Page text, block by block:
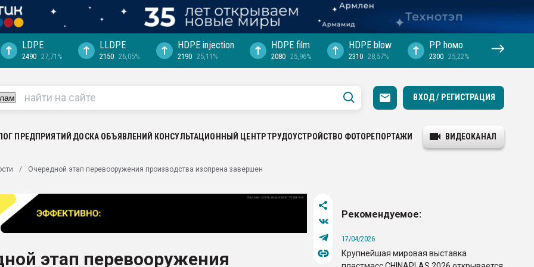
выходит на
рынке
LDPE
2490 27,71%
LLDPE
2150 26,05%
HDPE injection
2190 25,11%
HDPE film
2080 25,96%
HDPE blow
2310 28,57%
PP hомо
2300 25,22%
ВХОД / РЕГИСТРАЦИЯ
ПРЕДПРИЯТИЙ ДОСКА ОБЪЯВЛЕНИЙ КОНСУЛЬТАЦИОННЫЙ ЦЕНТРТРУДОУСТРОЙСТВО ФОТОРЕПОРТАЖИ ВИДЕОКАНАЛ
Очередной этап перевооружения производства изопрена завершен
этап перевооружения
Рекомендуемое:
17/04/2026
Крупнейшая мировая выставка